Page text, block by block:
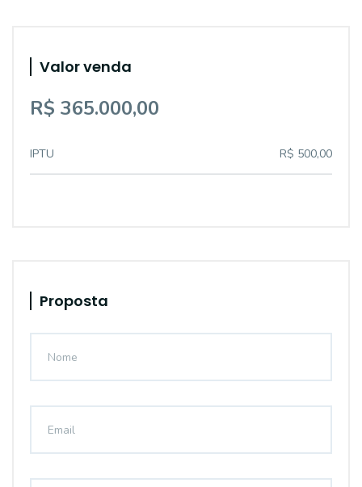
Valor venda
R$ 365.000,00
IPTU R$ 500,00
Proposta